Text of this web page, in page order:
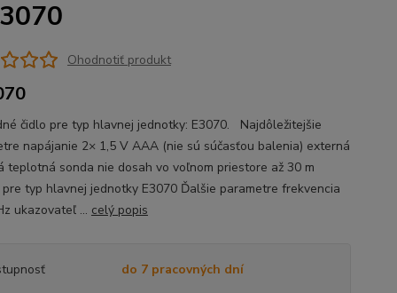
Ohodnotiť produkt
čidlo pre typ hlavnej jednotky: E3070. Najdôležitejšie
napájanie 2× 1,5 V AAA (nie sú súčasťou balenia) externá
teplotná sonda nie dosah vo voľnom priestore až 30 m
typ hlavnej jednotky E3070 Ďalšie parametre frekvencia
ukazovateľ ... celý popis
do 7 pracovných dní